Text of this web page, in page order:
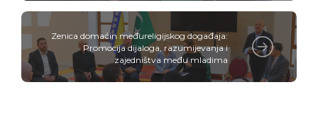
Zenica domaćin međureligijskog događaja:
Promocija dijaloga, razumijevanja i
zajedništva među mladima